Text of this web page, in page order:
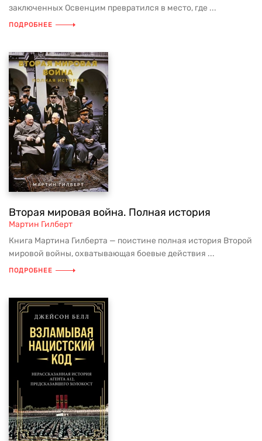
заключенных Освенцим превратился в место, где ...
ПОДРОБНЕЕ
Вторая мировая война. Полная история
Мартин Гилберт
Книга Мартина Гилберта — поистине полная история Второй
мировой войны, охватывающая боевые действия ...
ПОДРОБНЕЕ